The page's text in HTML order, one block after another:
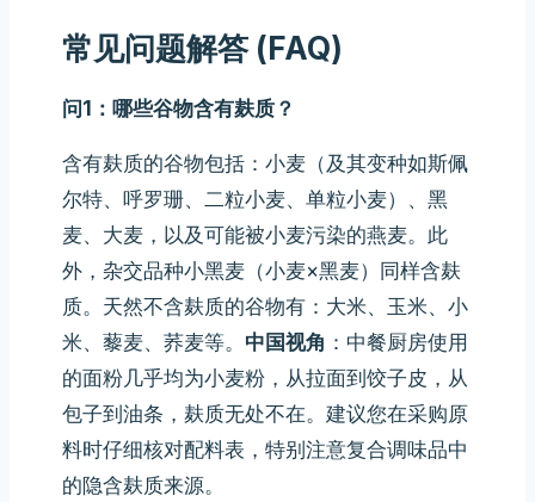
常见问题解答 (FAQ)
问1：哪些谷物含有麸质？
含有麸质的谷物包括：小麦（及其变种如斯佩
尔特、呼罗珊、二粒小麦、单粒小麦）、黑
麦、大麦，以及可能被小麦污染的燕麦。此
外，杂交品种小黑麦（小麦×黑麦）同样含麸
质。天然不含麸质的谷物有：大米、玉米、小
米、藜麦、荞麦等。 中国视角 ：中餐厨房使用
的面粉几乎均为小麦粉，从拉面到饺子皮，从
包子到油条，麸质无处不在。建议您在采购原
料时仔细核对配料表，特别注意复合调味品中
的隐含麸质来源。